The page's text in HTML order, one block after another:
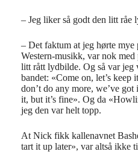
– Jeg liker så godt den litt råe
– Det faktum at jeg hørte
Western-musikk, var nok
litt rått lydbilde. Og så var jeg
bandet: «Come on, let’s keep
don’t do any more, we’ve got
it, but it’s fine». Og da
jeg den var helt topp.
At Nick fikk kallenavnet
tart it up later», var altså ikke